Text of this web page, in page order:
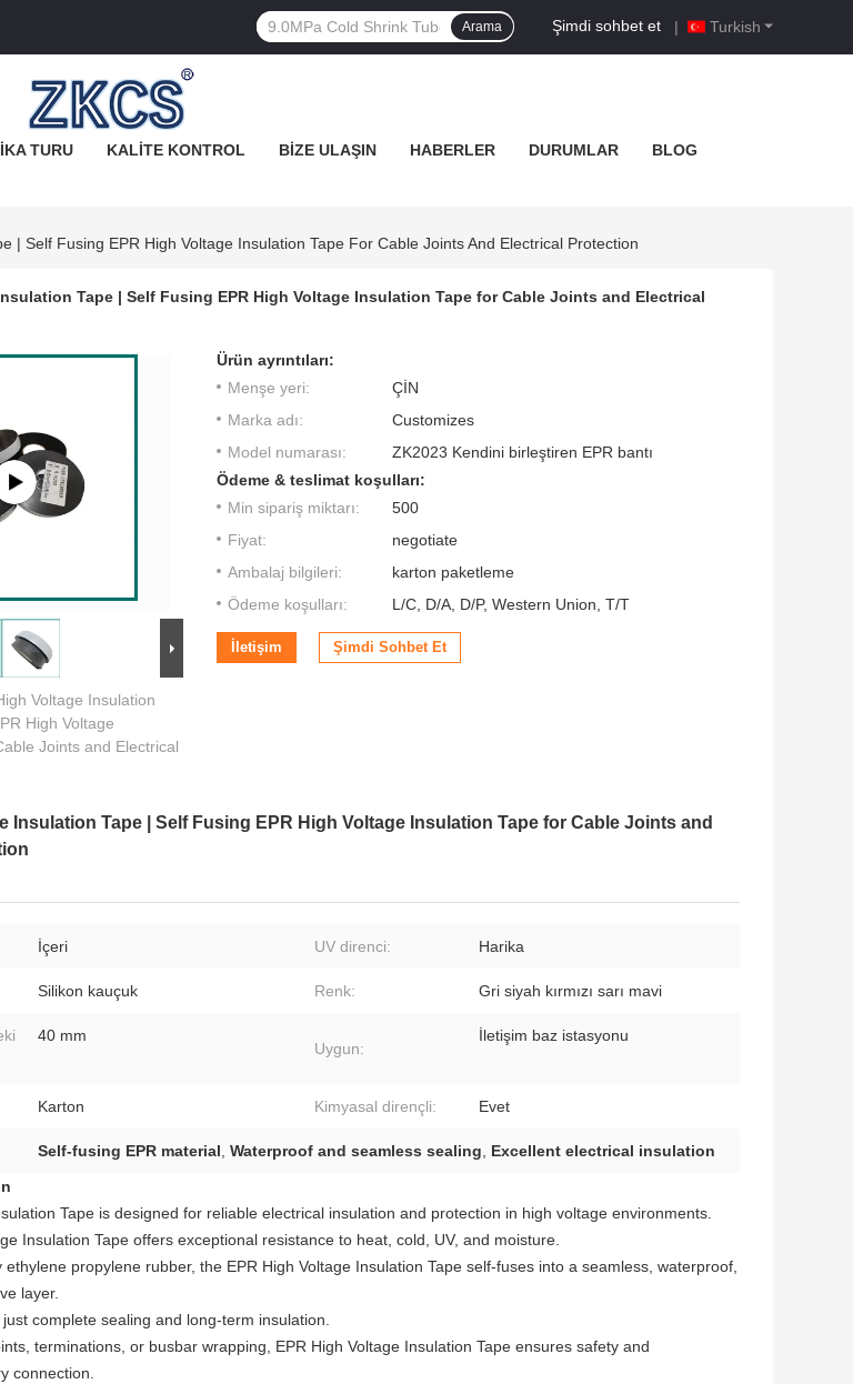
Turkish
Şimdi sohbet et |
Arama
TURU KALITE KONTROL BIZE ULAŞIN HABERLER DURUMLAR BLOG
| Self Fusing EPR High Voltage Insulation Tape For Cable Joints And Electrical Protection
Tape | Self Fusing EPR High Voltage Insulation Tape for Cable Joints and Electrical
Voltage Insulation
High Voltage
Joints and Electrical
Ürün ayrıntıları:
Menşe yeri:
ÇİN
Marka adı:
Customizes
Model numarası:
ZK2023 Kendini birleştiren EPR bantı
Ödeme & teslimat koşulları:
Min sipariş miktarı:
500
Fiyat:
negotiate
Ambalaj bilgileri:
karton paketleme
Ödeme koşulları:
L/C, D/A, D/P, Western Union, T/T
İletişim Şimdi Sohbet Et
Insulation Tape | Self Fusing EPR High Voltage Insulation Tape for Cable Joints and
İçeri UV direnci: Harika
Silikon kauçuk Renk: Gri siyah kırmızı sarı mavi
40 mm
Uygun:
İletişim baz istasyonu
Karton Kimyasal dirençli: Evet
Self-fusing EPR material, Waterproof and seamless sealing, Excellent electrical insulation
Tape is designed for reliable electrical insulation and protection in high voltage environments.
Insulation Tape offers exceptional resistance to heat, cold, UV, and moisture.
ethylene propylene rubber, the EPR High Voltage Insulation Tape self-fuses into a seamless, waterproof,
layer.
complete sealing and long-term insulation.
terminations, or busbar wrapping, EPR High Voltage Insulation Tape ensures safety and
connection.